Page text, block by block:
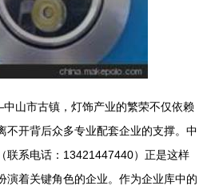
山市古镇，灯饰产业的繁荣不仅依赖
不开背后众多专业配套企业的支撑。中
联系电话：13421447440）正是这样
演着关键角色的企业。作为企业库中的